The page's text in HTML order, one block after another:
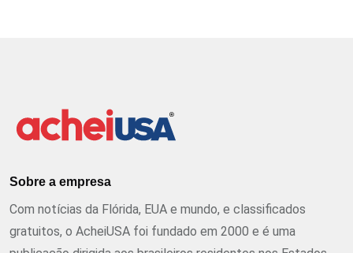
Sobre a empresa
Com notícias da Flórida, EUA e mundo, e classificados
gratuitos, o AcheiUSA foi fundado em 2000 e é uma